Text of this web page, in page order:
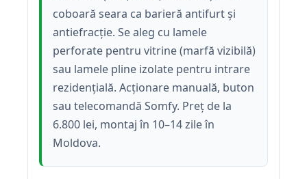
coboară seara ca barieră antifurt și
antiefracție. Se aleg cu lamele
perforate pentru vitrine (marfă vizibilă)
sau lamele pline izolate pentru intrare
rezidențială. Acționare manuală, buton
sau telecomandă Somfy. Preț de la
6.800 lei, montaj în 10–14 zile în
Moldova.